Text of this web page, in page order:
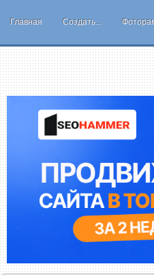
Главная Создать...